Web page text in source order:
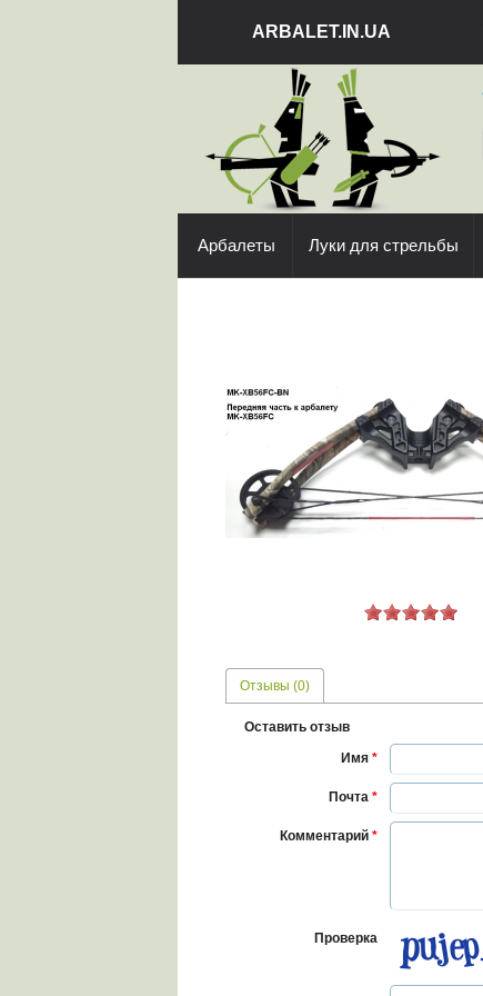
ARBALET.IN.UA
Арбалеты Луки для стрельбы
Отзывы (0)
Оставить отзыв
Имя *
Почта *
Комментарий *
Проверка